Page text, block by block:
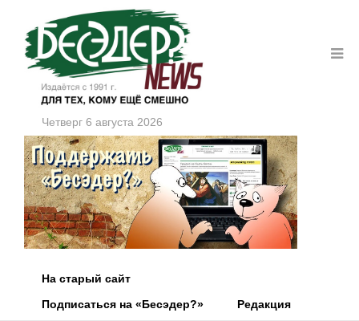
Четверг 6 августа 2026
На старый сайт
Подписаться на «Бесэдер?»
Редакция